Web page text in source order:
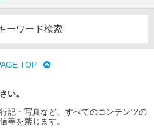
ーワード検索
TOP
い。
記・写真など、すべてのコンテンツの
等を禁じます。